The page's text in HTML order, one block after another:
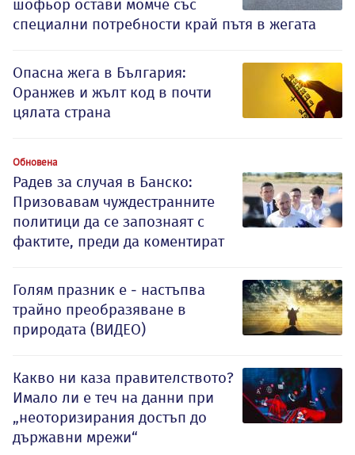
шофьор остави момче със
специални потребности край пътя в жегата
Опасна жега в България:
Оранжев и жълт код в почти
цялата страна
Обновена
Радев за случая в Банско:
Призовавам чуждестранните
политици да се запознаят с
фактите, преди да коментират
Голям празник е - настъпва
трайно преобразяване в
природата (ВИДЕО)
Какво ни каза правителството?
Имало ли е теч на данни при
„неоторизирания достъп до
държавни мрежи“